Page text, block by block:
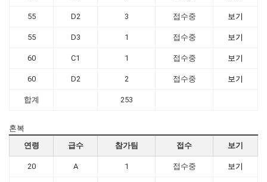
55 D2 3 접수중 보기
55 D3 1 접수중 보기
60 C1 1 접수중 보기
60 D2 2 접수중 보기
합계 253
혼복
연령
급수 참가팀 접수 보기
20 A 1 접수중 보기